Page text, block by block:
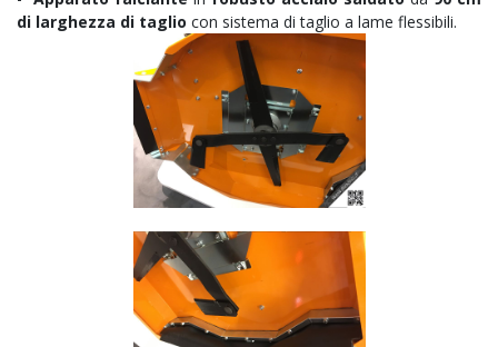
di larghezza di taglio con sistema di taglio a lame flessibili.